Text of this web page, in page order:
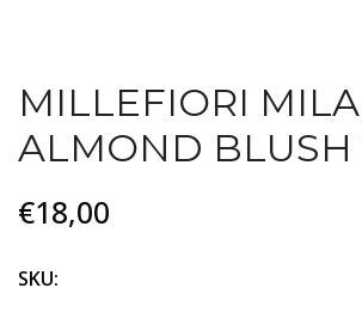
MILLEFIORI
ALMOND
€18,00
SKU: